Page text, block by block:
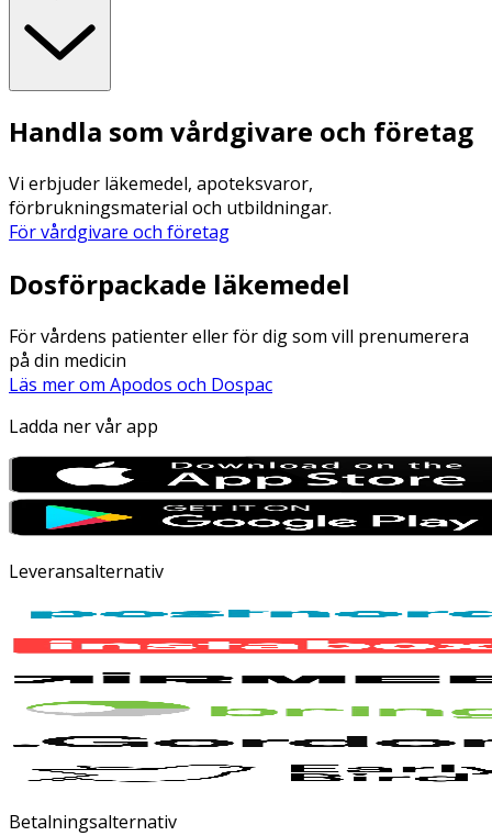
Handla som vårdgivare och företag
Vi erbjuder läkemedel, apoteksvaror,
förbrukningsmaterial och utbildningar.
För vårdgivare och företag
Dosförpackade läkemedel
För vårdens patienter eller för dig som vill prenumerera
på din medicin
Läs mer om Apodos och Dospac
Ladda ner vår app
Leveransalternativ
Betalningsalternativ